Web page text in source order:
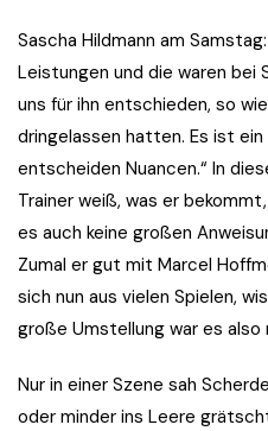
Sascha Hildmann am
Leistungen und die waren bei
uns für ihn entschieden, so
dringelassen hatten. Es ist
entscheiden Nuancen.“ In
Trainer weiß, was er
es auch keine großen
Zumal er gut mit Marcel
sich nun aus vielen Spielen,
große Umstellung war es also
Nur in einer Szene sah
oder minder ins Leere